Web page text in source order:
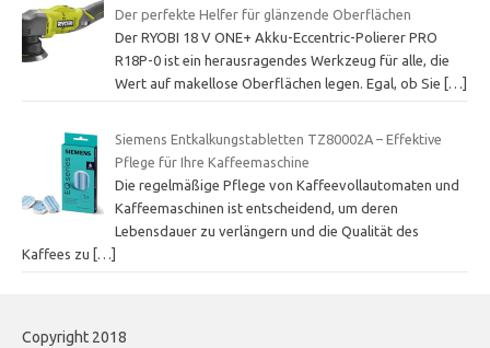
Der perfekte Helfer für glänzende Oberflächen
Der RYOBI 18 V ONE+ Akku-Eccentric-Polierer PRO
R18P-0 ist ein herausragendes Werkzeug für alle, die
Wert auf makellose Oberflächen legen. Egal, ob Sie […]
Siemens Entkalkungstabletten TZ80002A – Effektive
Pflege für Ihre Kaffeemaschine
Die regelmäßige Pflege von Kaffeevollautomaten und
Kaffeemaschinen ist entscheidend, um deren
Lebensdauer zu verlängern und die Qualität des
Kaffees zu
[…]
Copyright 2018